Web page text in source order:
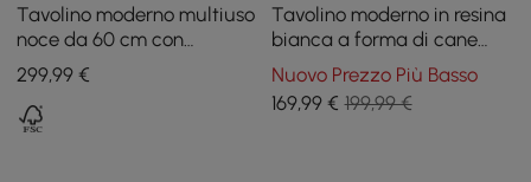
Tavolino moderno multiuso
noce da 60 cm con
portariviste
299,99 €
Tavolino moderno in resina
bianca a forma di cane
con vassoio e scatola per
fazzoletti
Nuovo Prezzo Più Basso
169,99€ 199,99 €